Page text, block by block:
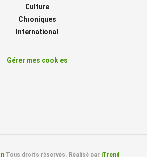
Culture
Chroniques
International
Gérer mes cookies
Tous droits réservés. Réalisé par iTrend